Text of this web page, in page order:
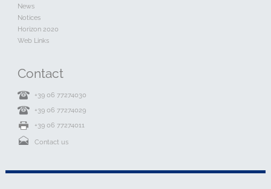
News
Notices
Horizon 2020
Web Links
Contact
+39 06 77274030
+39 06 77274029
+39 06 77274011
Contact us